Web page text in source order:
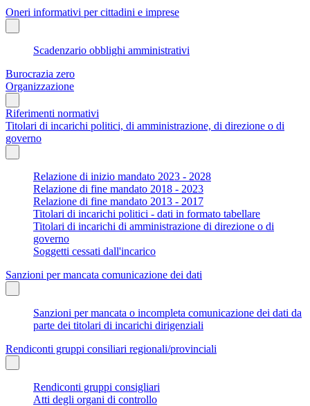
Oneri informativi per cittadini e imprese
Scadenzario obblighi amministrativi
Burocrazia zero
Organizzazione
Riferimenti normativi
Titolari di incarichi politici, di amministrazione, di direzione o di
governo
Relazione di inizio mandato 2023 - 2028
Relazione di fine mandato 2018 - 2023
Relazione di fine mandato 2013 - 2017
Titolari di incarichi politici - dati in formato tabellare
Titolari di incarichi di amministrazione di direzione o di
governo
Soggetti cessati dall'incarico
Sanzioni per mancata comunicazione dei dati
Sanzioni per mancata o incompleta comunicazione dei dati da
parte dei titolari di incarichi dirigenziali
Rendiconti gruppi consiliari regionali/provinciali
Rendiconti gruppi consigliari
Atti degli organi di controllo